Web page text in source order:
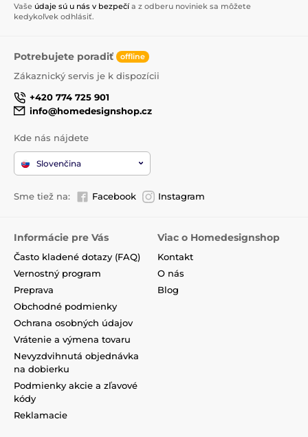
Vaše údaje sú u nás v bezpečí a z odberu noviniek sa môžete
kedykoľvek odhlásiť.
Potrebujete poradiť offline
Zákaznický servis je k dispozícii
+420 774 725 901
info@homedesignshop.cz
Kde nás nájdete
Slovenčina
Sme tiež na: Facebook Instagram
Informácie pre Vás
Často kladené dotazy (FAQ)
Vernostný program
Preprava
Obchodné podmienky
Ochrana osobných údajov
Vrátenie a výmena tovaru
Nevyzdvihnutá objednávka
na dobierku
Podmienky akcie a zľavové
kódy
Reklamacie
Viac o Homedesignshop
Kontakt
O nás
Blog